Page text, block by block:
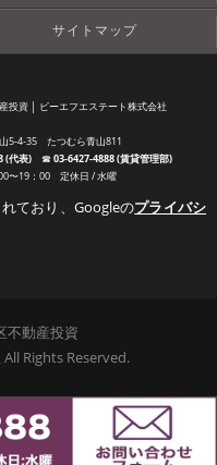
サイトマップ
投資 │ ビーエフエステート株式会社
5-4-35 たつむら青山811
(代表)☎︎03-6427-4888 (賃貸管理部)
〜19：00 定休日 / 水曜
ており、Googleのプライバシ
不動産投資
Rights Reserved.